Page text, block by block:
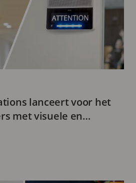
lanceert voor het
met visuele en